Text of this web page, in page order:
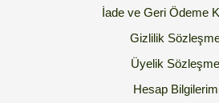
İade ve Geri Ödeme
Gizlilik
Üyelik
Hesap